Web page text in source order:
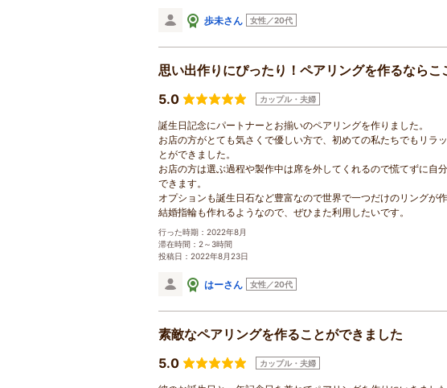
歩未さん 女性／20代
思い出作りにぴったり！ペアリングを作るならこ
5.0
カップル・夫婦
誕生日記念にパートナーとお揃いのペアリングを作りました。
お店の方がとても気さくで優しい方で、初めての私たちでもリラ
とができました。
お店の方は選ぶ過程や製作中は席を外してくれるので慌てずに自
できます。
オプションも誕生日石など豊富なので世界で一つだけのリングが
結婚指輪も作れるようなので、ぜひまた利用したいです。
行った時期：2022年8月
滞在時間：2～3時間
投稿日：2022年8月23日
はーさん 女性／20代
素敵なペアリングを作ることができました
5.0
カップル・夫婦